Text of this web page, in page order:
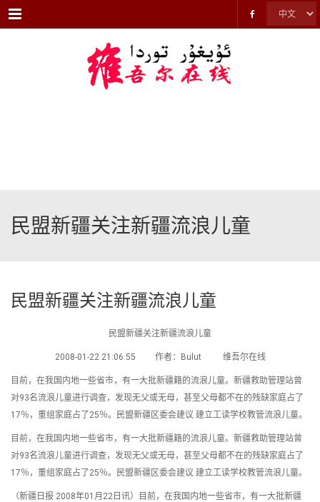
Menu
民盟新疆关注新疆流浪儿童
民盟新疆关注新疆流浪儿童
民盟新疆关注新疆流浪儿童
2008-01-22 21:06:55 作者：Bulut 维吾尔在线
目前，在我国内地一些省市，有一大批新疆籍的流浪儿童。新疆救助管理站曾
对93名流浪儿童进行调查，发现无父或无母，甚至父母都不在的残缺家庭占了
17％，重组家庭占了25％。民盟新疆区委会建议 建立工读学校教管流浪儿童。
目前，在我国内地一些省市，有一大批新疆籍的流浪儿童。新疆救助管理站曾
对93名流浪儿童进行调查，发现无父或无母，甚至父母都不在的残缺家庭占了
17％，重组家庭占了25％。民盟新疆区委会建议 建立工读学校教管流浪儿童。
（新疆日报 2008年01月22日讯）目前，在我国内地一些省市，有一大批新疆